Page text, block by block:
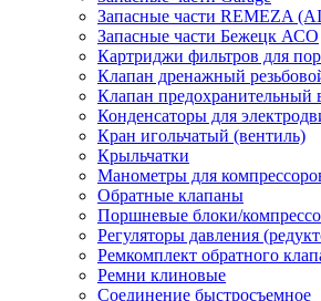
Запасные части REMEZA
Запасные части Бежецк АСО
Картриджи фильтров для
Клапан дренажный
Клапан предохранительный
Конденсаторы для
Кран игольчатый (вентиль)
Крыльчатки
Манометры для
Обратные клапаны
Поршневые блоки/
Регуляторы давления
Ремкомплект обратного
Ремни клиновые
Соединение быстросъемное